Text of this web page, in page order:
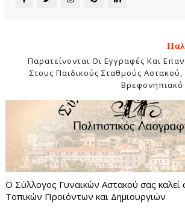
Παρατείνονται Οι Εγγραφές Και
Στους Παιδικούς Σταθμούς
Ο Σύλλογος Γυναικών Αστακού σας καλεί
Τοπικών Προϊόντων και Δημιουργιών